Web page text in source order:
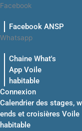
Aller
contenu
Facebook
Facebook ANSP
Whatsapp
Chaine What's
App Voile
habitable
Connexion
Calendrier des stages,
ends et croisières Voile
habitable